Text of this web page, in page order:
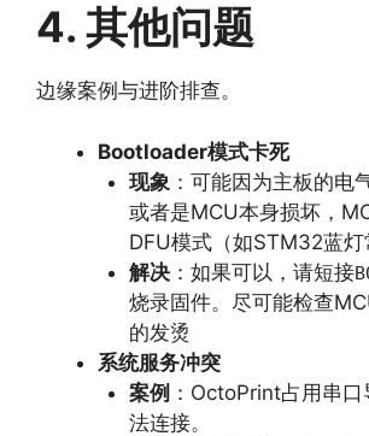
4. 其他问题
边缘案例与进阶排查。
Bootloader模式卡死
现象 ：可能因为主板的电
或者是MCU本身损坏，
DFU模式（如STM32蓝灯
解决：如果可以，请短接
烧录固件。尽可能检查
的发烫
系统服务冲突
案例 ：OctoPrint占用串
法连接。